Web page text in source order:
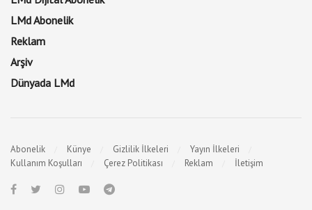
LMd Abonelik
Reklam
Arşiv
Dünyada LMd
Abonelik Künye Gizlilik İlkeleri
Yayın İlkeleri
Kullanım Koşulları
Çerez Politikası Reklam İletişim